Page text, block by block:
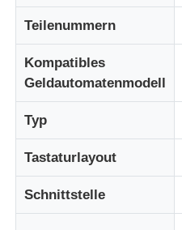
Produkte
Videos
Über uns
Teilenummern
Kompatibles
Geldautomatenmodell
Typ
Tastaturlayout
Schnittstelle